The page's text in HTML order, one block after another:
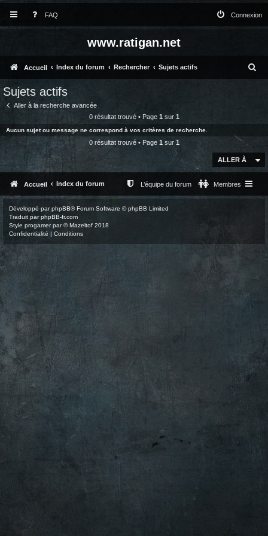
FAQ Connexion
www.ratigan.net
Accueil Index du forum Rechercher Sujets actifs
e
Sujets actifs
Aller à la recherche avancée
0 résultat trouvé • Page 1sur 1
Aucun sujet ou message ne correspond à vos critères de recherche.
0 résultat trouvé • Page 1sur 1
ALLER À
Accueil Index du forum Membres
L’équipe du forum
Développé parphpBB® Forum Software © phpBB Limited
Traduit parphpBB-fr.com
Style progamerpar ©Mazeltof 2018
Confidentialité | Conditions